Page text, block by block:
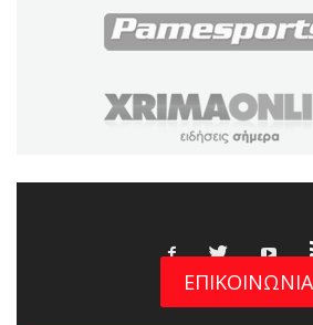
ΕΠΙΚΟΙΝΩΝΙΑ